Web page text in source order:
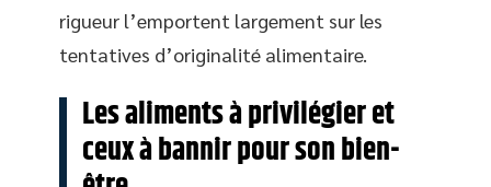
rigueur l’emportent largement sur les
tentatives d’originalité alimentaire.
Les aliments à privilégier et
ceux à bannir pour son bien-